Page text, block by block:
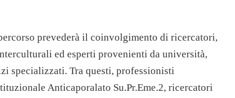
prevederà il coinvolgimento di ricercatori,
ed esperti provenienti da università,
specializzati. Tra questi, professionisti
Anticaporalato Su.Pr.Eme.2, ricercatori